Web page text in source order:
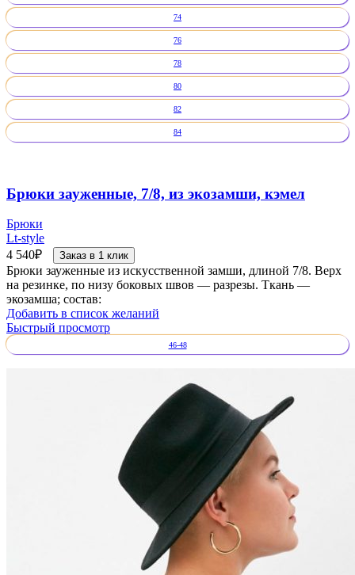
74
76
78
80
82
84
Брюки зауженные, 7/8, из экозамши, кэмел
Брюки
Lt-style
4 540₽ Заказ в 1 клик
Брюки зауженные из искусственной замши, длиной 7/8. Верх
на резинке, по низу боковых швов — разрезы. Ткань —
экозамша; состав:
Добавить в список желаний
Быстрый просмотр
46-48